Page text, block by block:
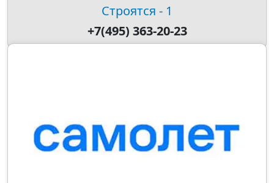
Строятся - 1
+7(495) 363-20-23